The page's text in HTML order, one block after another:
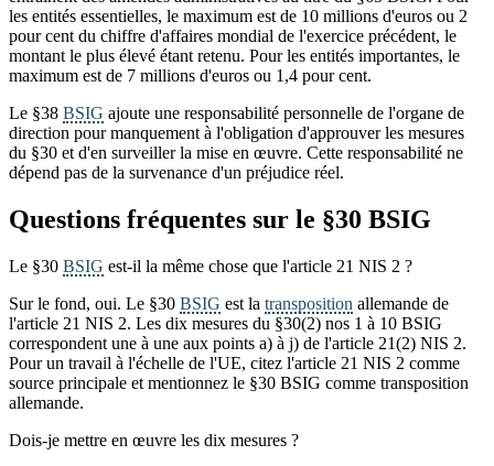
les entités essentielles, le maximum est de 10 millions d'euros ou 2
pour cent du chiffre d'affaires mondial de l'exercice précédent, le
montant le plus élevé étant retenu. Pour les entités importantes, le
maximum est de 7 millions d'euros ou 1,4 pour cent.
Le §38 BSIG ajoute une responsabilité personnelle de l'organe de
direction pour manquement à l'obligation d'approuver les mesures
du §30 et d'en surveiller la mise en œuvre. Cette responsabilité ne
dépend pas de la survenance d'un préjudice réel.
Questions fréquentes sur le §30 BSIG
Le §30 BSIG est-il la même chose que l'article 21 NIS 2 ?
Sur le fond, oui. Le §30 BSIG est la transposition allemande de
l'article 21 NIS 2. Les dix mesures du §30(2) nos 1 à 10 BSIG
correspondent une à une aux points a) à j) de l'article 21(2) NIS 2.
Pour un travail à l'échelle de l'UE, citez l'article 21 NIS 2 comme
source principale et mentionnez le §30 BSIG comme transposition
allemande.
Dois-je mettre en œuvre les dix mesures ?